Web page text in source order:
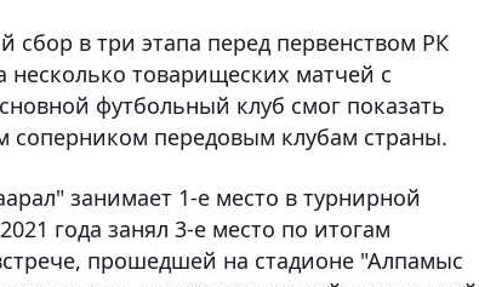
в три этапа перед первенством РК
товарищеских матчей с
футбольный клуб смог показать
соперником передовым клубам страны.
занимает 1-е место в турнирной
года занял 3-е место по итогам
прошедшей на стадионе "Алпамыс